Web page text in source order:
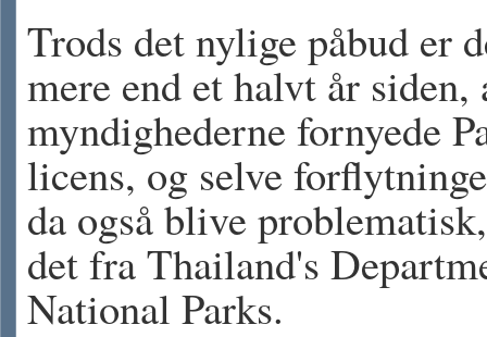
Trods det nylige påbud er
mere end et halvt år siden,
myndighederne fornyede
licens, og selve
da også blive
det fra Thailand's
National Parks.